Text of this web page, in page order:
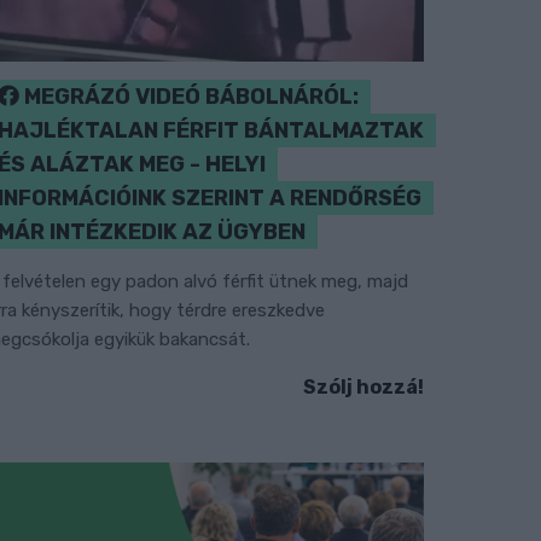
MEGRÁZÓ VIDEÓ BÁBOLNÁRÓL:
HAJLÉKTALAN FÉRFIT BÁNTALMAZTAK
ÉS ALÁZTAK MEG - HELYI
INFORMÁCIÓINK SZERINT A RENDŐRSÉG
MÁR INTÉZKEDIK AZ ÜGYBEN
egy padon alvó férfit ütnek meg, majd
kényszerítik, hogy térdre ereszkedve
egyikük bakancsát.
Szólj hozzá!